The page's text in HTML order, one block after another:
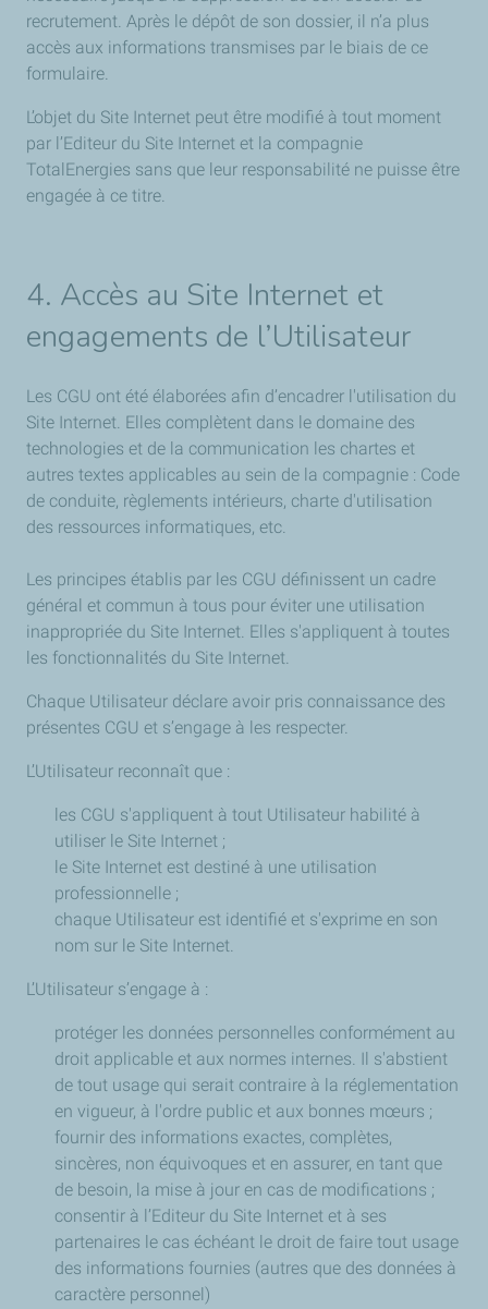
recrutement. Après le dépôt de son dossier, il n’a plus
accès aux informations transmises par le biais de ce
formulaire.
L’objet du Site Internet peut être modifié à tout moment
par l’Editeur du Site Internet et la compagnie
TotalEnergies sans que leur responsabilité ne puisse être
engagée à ce titre.
4. Accès au Site Internet et
engagements de l’Utilisateur
Les CGU ont été élaborées afin d’encadrer l'utilisation du
Site Internet. Elles complètent dans le domaine des
technologies et de la communication les chartes et
autres textes applicables au sein de la compagnie : Code
de conduite, règlements intérieurs, charte d'utilisation
des ressources informatiques, etc.
Les principes établis par les CGU définissent un cadre
général et commun à tous pour éviter une utilisation
inappropriée du Site Internet. Elles s'appliquent à toutes
les fonctionnalités du Site Internet.
Chaque Utilisateur déclare avoir pris connaissance des
présentes CGU et s’engage à les respecter.
L’Utilisateur reconnaît que :
les CGU s'appliquent à tout Utilisateur habilité à
utiliser le Site Internet ;
le Site Internet est destiné à une utilisation
professionnelle ;
chaque Utilisateur est identifié et s'exprime en son
nom sur le Site Internet.
L’Utilisateur s’engage à :
protéger les données personnelles conformément au
droit applicable et aux normes internes. Il s'abstient
de tout usage qui serait contraire à la réglementation
en vigueur, à l'ordre public et aux bonnes mœurs ;
fournir des informations exactes, complètes,
sincères, non équivoques et en assurer, en tant que
de besoin, la mise à jour en cas de modifications ;
consentir à l’Editeur du Site Internet et à ses
partenaires le cas échéant le droit de faire tout usage
des informations fournies (autres que des données à
caractère personnel)